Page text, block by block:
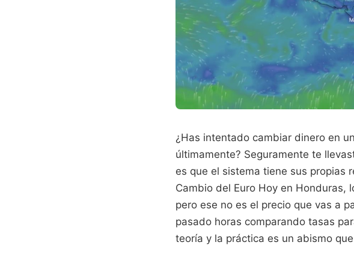
¿Has intentado cambiar dinero en
últimamente? Seguramente te
es que el sistema tiene sus propias
Cambio del Euro Hoy en Honduras,
pero ese no es el precio que vas a
pasado horas comparando tasas
teoría y la práctica es un abismo